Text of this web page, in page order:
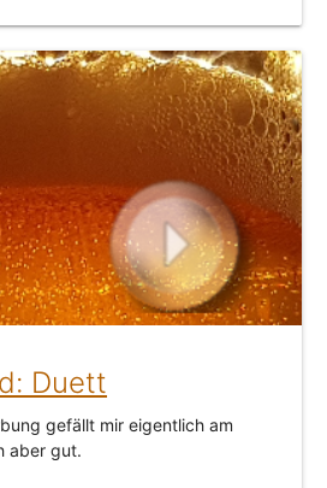
Duett
gefällt mir eigentlich am
aber gut.